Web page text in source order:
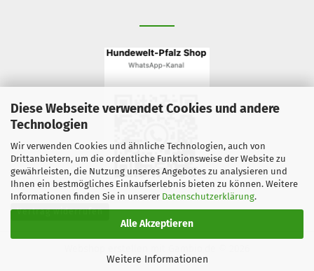
Diese Webseite verwendet Cookies und andere
Technologien
Wir verwenden Cookies und ähnliche Technologien, auch von
Drittanbietern, um die ordentliche Funktionsweise der Website zu
gewährleisten, die Nutzung unseres Angebotes zu analysieren und
Ihnen ein bestmögliches Einkaufserlebnis bieten zu können. Weitere
Informationen finden Sie in unserer Datenschutzerklärung.
Alle Akzeptieren
Weitere Informationen
Vertrag widerrufen